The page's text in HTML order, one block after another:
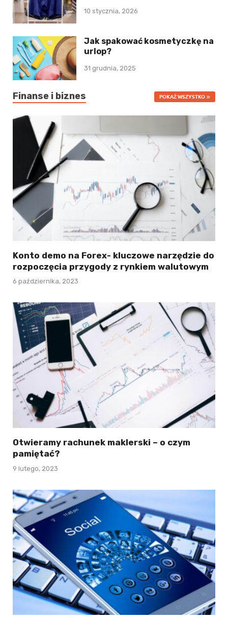
10 stycznia, 2026
Jak spakować kosmetyczkę na
urlop?
31 grudnia, 2025
Finanse i biznes POKAŻ WSZYSTKO
Konto demo na Forex- kluczowe narzędzie do
rozpoczęcia przygody z rynkiem walutowym
6 października, 2023
Otwieramy rachunek maklerski – o czym
pamiętać?
9 lutego, 2023